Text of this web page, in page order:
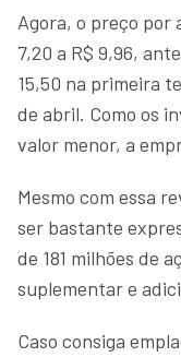
Agora, o preço por
7,20 a R$ 9,96,
15,50 na primeira
de abril. Como os
valor menor, a
Mesmo com essa
ser bastante
de 181 milhões de
suplementar e
Caso consiga